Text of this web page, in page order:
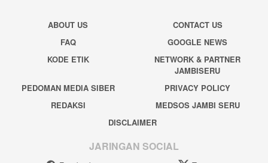
ABOUT US
CONTACT US
FAQ
GOOGLE NEWS
KODE ETIK
NETWORK & PARTNER
JAMBISERU
PEDOMAN MEDIA SIBER
PRIVACY POLICY
REDAKSI
MEDSOS JAMBI SERU
DISCLAIMER
JARINGAN SOCIAL